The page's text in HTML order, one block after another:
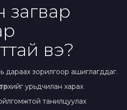
загвар
вэ?
дараах зорилгоор ашиглагддаг.
урьдчилан харах
танилцуулах